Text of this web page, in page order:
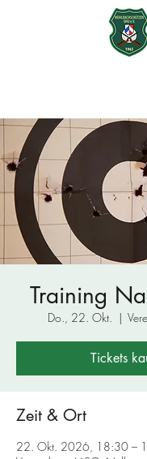
Training
Do., 22. Okt.
  |
Tickets
Zeit & Ort
22. Okt. 2026, 18:30 –